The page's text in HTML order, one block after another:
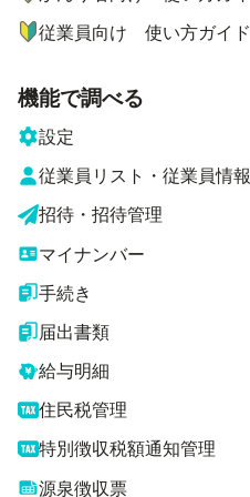
従業員向け 使い方ガイド
機能で調べる
設定
従業員リスト・従業員情報
招待・招待管理
マイナンバー
手続き
届出書類
給与明細
住民税管理
特別徴収税額通知管理
源泉徴収票